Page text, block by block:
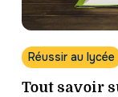
Réussir au lycée
Tout savoir